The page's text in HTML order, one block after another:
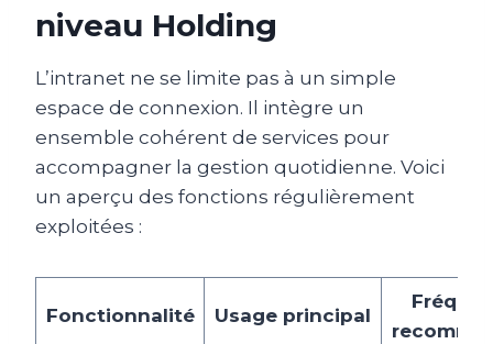
niveau Holding
L’intranet ne se limite pas à un simple
espace de connexion. Il intègre un
ensemble cohérent de services pour
accompagner la gestion quotidienne. Voici
un aperçu des fonctions régulièrement
exploitées :
Fonctionnalité Usage principal